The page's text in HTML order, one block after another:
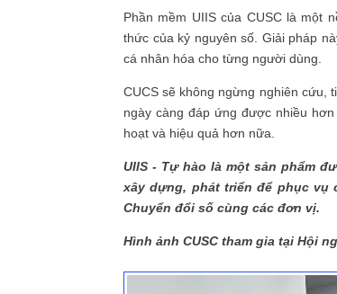
Phần mềm UIIS của CUSC là một
thức của kỷ nguyên số. Giải pháp
cá nhân hóa cho từng người dùng.
CUCS sẽ không ngừng nghiên cứu,
ngày càng đáp ứng được nhiều
hoạt và hiệu quả hơn nữa.
UIIS - Tự hào là một sản phẩm
xây dựng, phát triển để phục vụ
Chuyển đổi số cùng các đơn vị.
Hình ảnh CUSC tham gia tại Hội